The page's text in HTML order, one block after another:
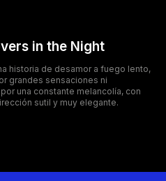
in the Night
historia de desamor a fuego lento,
grandes sensaciones ni
una constante melancolía, con
sutil y muy elegante.